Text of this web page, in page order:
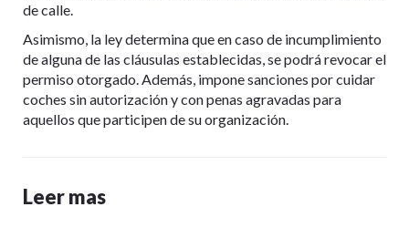
de calle.
Asimismo, la ley determina que en caso de incumplimiento
de alguna de las cláusulas establecidas, se podrá revocar el
permiso otorgado. Además, impone sanciones por cuidar
coches sin autorización y con penas agravadas para
aquellos que participen de su organización.
Leer mas